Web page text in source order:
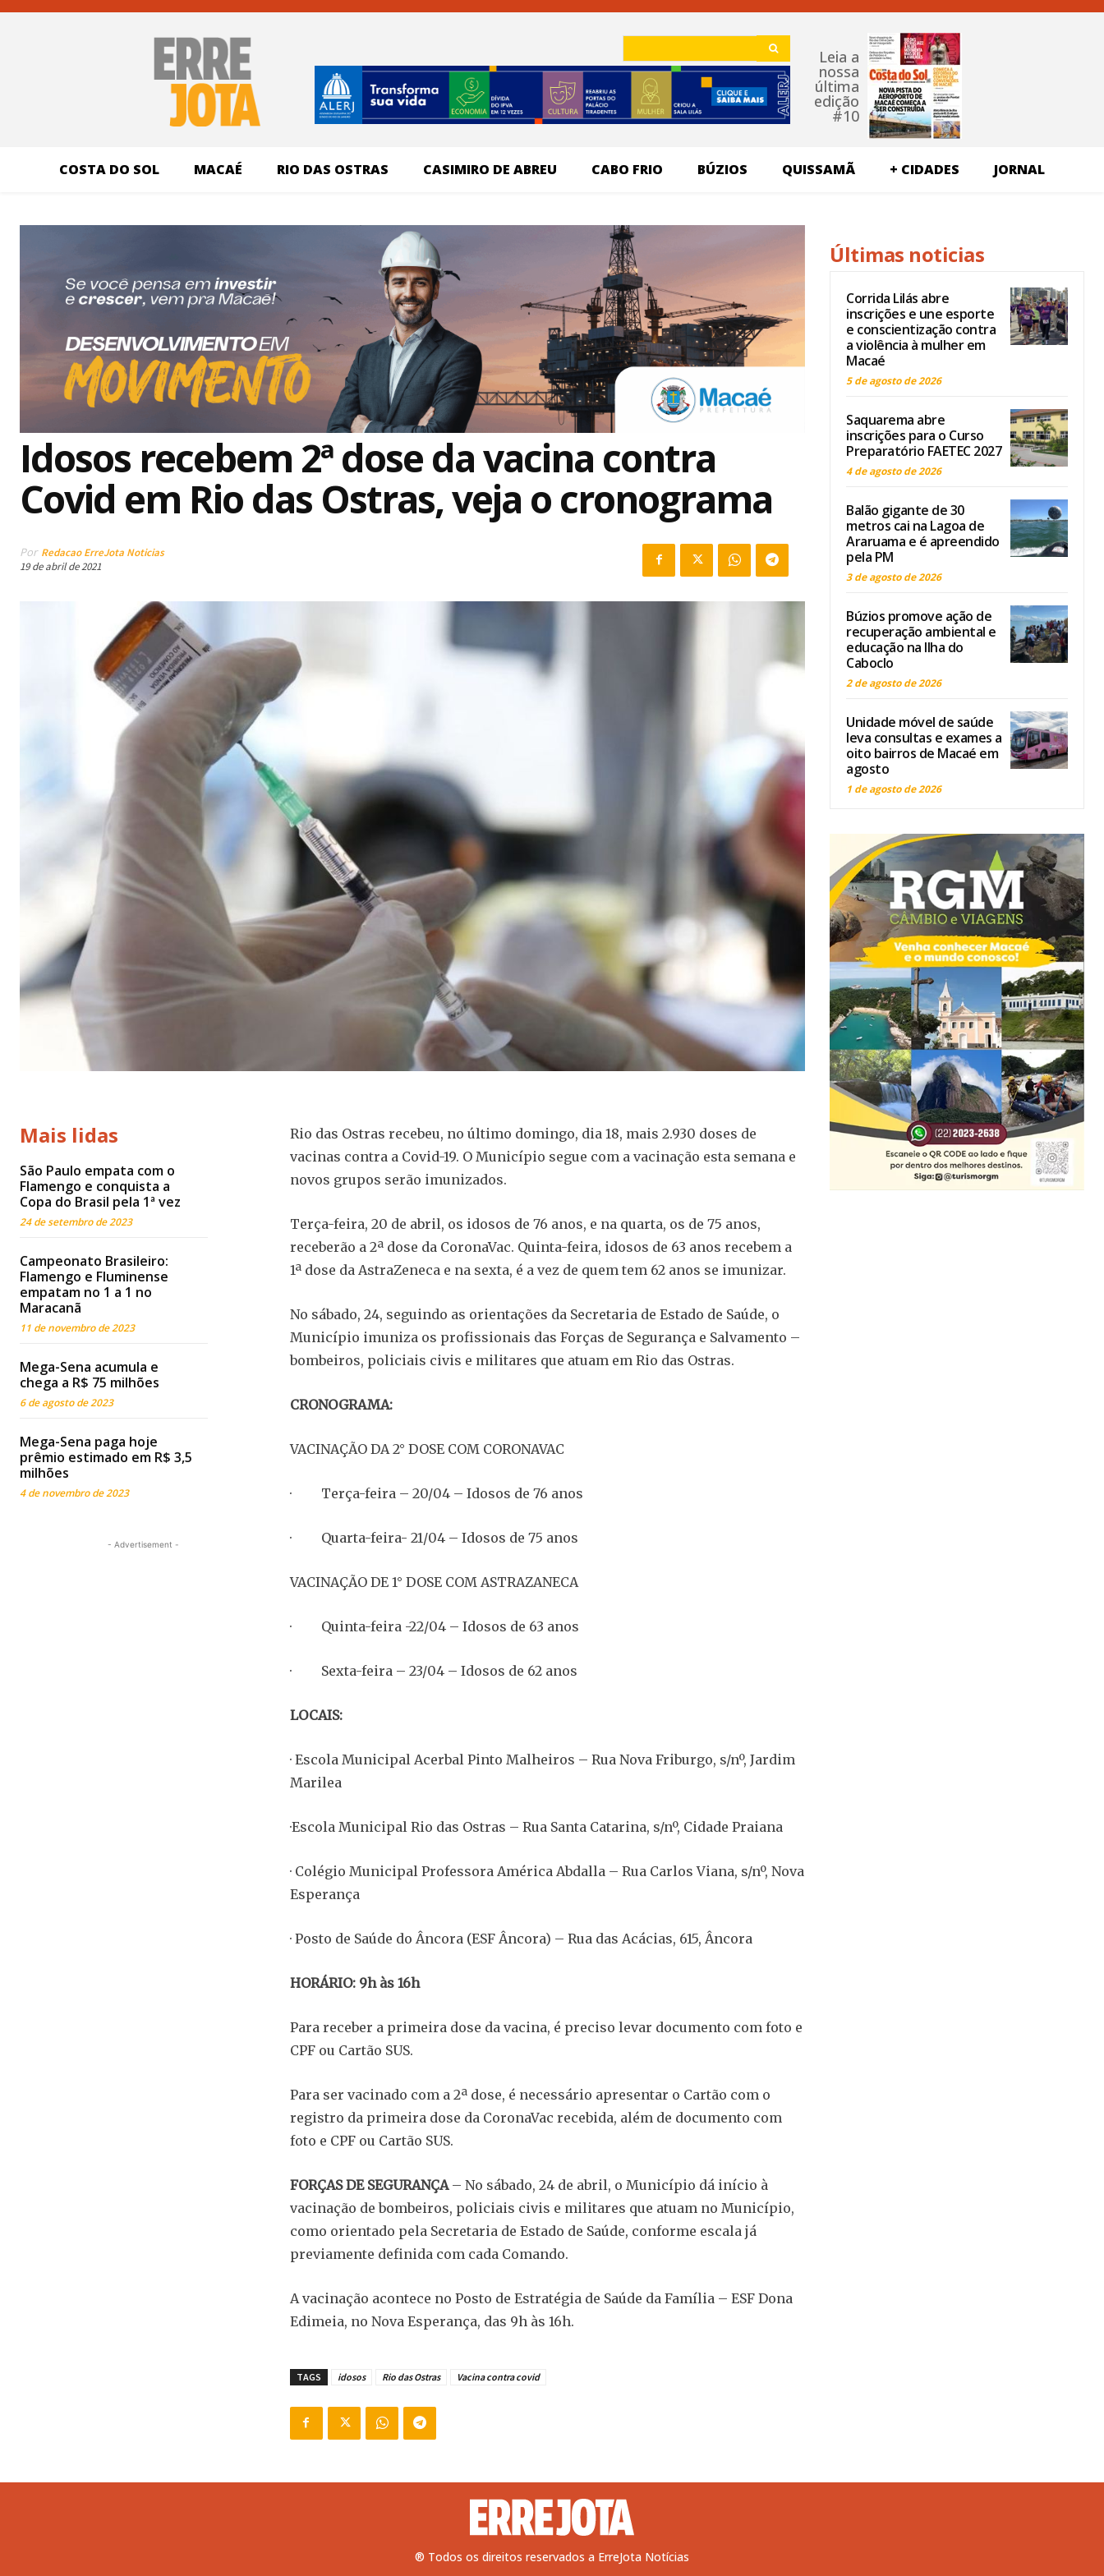
Leia a
nossa
última
edição
#10
COSTA DO SOL MACAÉ RIO DAS OSTRAS CASIMIRO DE ABREU CABO FRIO BÚZIOS QUISSAMÃ + CIDADES JORNAL
Idosos recebem 2ª dose da vacina contra
Covid em Rio das Ostras, veja o cronograma
Por Redacao ErreJota Noticias
19 de abril de 2021
Mais lidas
São Paulo empata com o
Flamengo e conquista a
Copa do Brasil pela 1ª vez
24 de setembro de 2023
Campeonato Brasileiro:
Flamengo e Fluminense
empatam no 1 a 1 no
Maracanã
11 de novembro de 2023
Mega-Sena acumula e
chega a R$ 75 milhões
6 de agosto de 2023
Mega-Sena paga hoje
prêmio estimado em R$ 3,5
milhões
4 de novembro de 2023
- Advertisement -
Rio das Ostras recebeu, no último domingo, dia 18, mais 2.930 doses de
vacinas contra a Covid-19. O Município segue com a vacinação esta semana e
novos grupos serão imunizados.
Terça-feira, 20 de abril, os idosos de 76 anos, e na quarta, os de 75 anos,
receberão a 2ª dose da CoronaVac. Quinta-feira, idosos de 63 anos recebem a
1ª dose da AstraZeneca e na sexta, é a vez de quem tem 62 anos se imunizar.
No sábado, 24, seguindo as orientações da Secretaria de Estado de Saúde, o
Município imuniza os profissionais das Forças de Segurança e Salvamento –
bombeiros, policiais civis e militares que atuam em Rio das Ostras.
CRONOGRAMA:
VACINAÇÃO DA 2° DOSE COM CORONAVAC
· Terça-feira – 20/04 – Idosos de 76 anos
· Quarta-feira- 21/04 – Idosos de 75 anos
VACINAÇÃO DE 1° DOSE COM ASTRAZANECA
· Quinta-feira -22/04 – Idosos de 63 anos
· Sexta-feira – 23/04 – Idosos de 62 anos
LOCAIS:
· Escola Municipal Acerbal Pinto Malheiros – Rua Nova Friburgo, s/nº, Jardim
Marilea
·Escola Municipal Rio das Ostras – Rua Santa Catarina, s/nº, Cidade Praiana
· Colégio Municipal Professora América Abdalla – Rua Carlos Viana, s/nº, Nova
Esperança
· Posto de Saúde do Âncora (ESF Âncora) – Rua das Acácias, 615, Âncora
HORÁRIO: 9h às 16h
Para receber a primeira dose da vacina, é preciso levar documento com foto e
CPF ou Cartão SUS.
Para ser vacinado com a 2ª dose, é necessário apresentar o Cartão com o
registro da primeira dose da CoronaVac recebida, além de documento com
foto e CPF ou Cartão SUS.
FORÇAS DE SEGURANÇA– No sábado, 24 de abril, o Município dá início à
vacinação de bombeiros, policiais civis e militares que atuam no Município,
como orientado pela Secretaria de Estado de Saúde, conforme escala já
previamente definida com cada Comando.
A vacinação acontece no Posto de Estratégia de Saúde da Família – ESF Dona
Edimeia, no Nova Esperança, das 9h às 16h.
TAGS idosos Rio das Ostras Vacina contra covid
Últimas noticias
Corrida Lilás abre
inscrições e une esporte
e conscientização contra
a violência à mulher em
Macaé
5 de agosto de 2026
Saquarema abre
inscrições para o Curso
Preparatório FAETEC 2027
4 de agosto de 2026
Balão gigante de 30
metros cai na Lagoa de
Araruama e é apreendido
pela PM
3 de agosto de 2026
Búzios promove ação de
recuperação ambiental e
educação na Ilha do
Caboclo
2 de agosto de 2026
Unidade móvel de saúde
leva consultas e exames a
oito bairros de Macaé em
agosto
1 de agosto de 2026
® Todos os direitos reservados a ErreJota Notícias